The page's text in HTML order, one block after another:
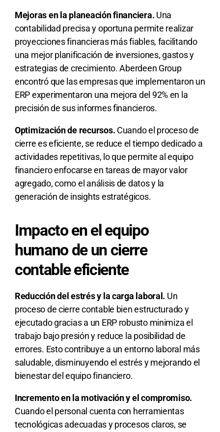
Mejoras en la planeación financiera. Una
contabilidad precisa y oportuna permite realizar
proyecciones financieras más fiables, facilitando
una mejor planificación de inversiones, gastos y
estrategias de crecimiento. Aberdeen Group
encontró que las empresas que implementaron un
ERP experimentaron una mejora del 92% en la
precisión de sus informes financieros.
Optimización de recursos. Cuando el proceso de
cierre es eficiente, se reduce el tiempo dedicado a
actividades repetitivas, lo que permite al equipo
financiero enfocarse en tareas de mayor valor
agregado, como el análisis de datos y la
generación de insights estratégicos.
Impacto en el equipo
humano de un cierre
contable eficiente
Reducción del estrés y la carga laboral. Un
proceso de cierre contable bien estructurado y
ejecutado gracias a un ERP robusto minimiza el
trabajo bajo presión y reduce la posibilidad de
errores. Esto contribuye a un entorno laboral más
saludable, disminuyendo el estrés y mejorando el
bienestar del equipo financiero.
Incremento en la motivación y el compromiso.
Cuando el personal cuenta con herramientas
tecnológicas adecuadas y procesos claros, se